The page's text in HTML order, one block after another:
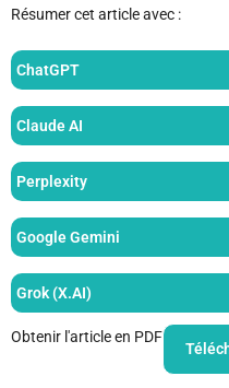
Résumer cet article avec :
ChatGPT
Claude AI
Perplexity
Google Gemini
Grok (X.AI)
Obtenir l'article en PDF